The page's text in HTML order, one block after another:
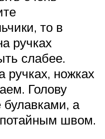
то в
ручках
слабее.
ручках, ножках
Голову
а
швом.